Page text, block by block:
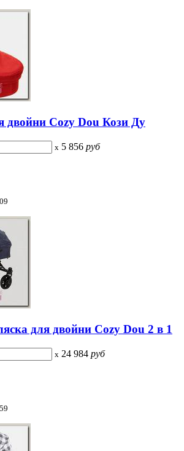
двойни Cozy Dou Кози Ду
x 5 856 руб
для двойни Cozy Dou 2 в 1
x 24 984 руб